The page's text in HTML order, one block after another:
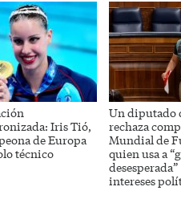
Iris Tió,
de Europa
técnico
Un diputado
rechaza
Mundial de
quien usa a
intereses